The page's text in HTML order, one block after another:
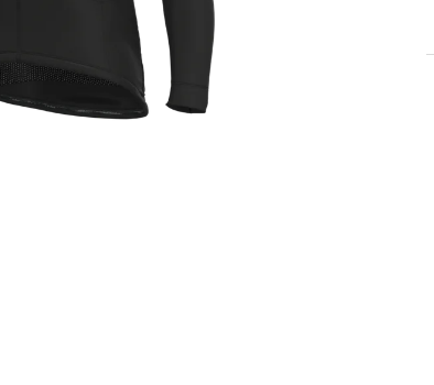
TRIKO BABSON BY
@ASPHALTCYCLINGLAB
590 Kč